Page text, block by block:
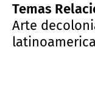
Temas
Arte